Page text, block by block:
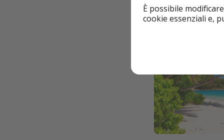
È possibile
cookie essenziali e,